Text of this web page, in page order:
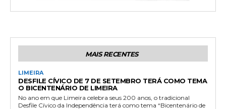
MAIS RECENTES
LIMEIRA
DESFILE CÍVICO DE 7 DE SETEMBRO TERÁ COMO TEMA
O BICENTENÁRIO DE LIMEIRA
No ano em que Limeira celebra seus 200 anos, o tradicional
Desfile Cívico da Independência terá como tema “Bicentenário de